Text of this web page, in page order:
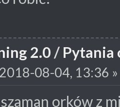
2.0 / Pytania
2018-08-04, 13:36 »
orków z